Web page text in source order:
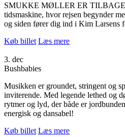
SMUKKE MØLLER ER
tidsmaskine, hvor rejsen begynder
og siden fører dig ind i Kim Larsens
Køb billet Læs mere
3. dec
Bushbabies
Musikken er groundet, stringent og
inviterende. Med legende lethed og
rytmer og lyd, der både er
energisk og dansabel!
Køb billet Læs mere